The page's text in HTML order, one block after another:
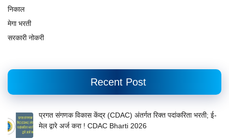
निकाल
मेगा भरती
सरकारी नोकरी
Recent Post
प्रगत संगणक विकास केंद्र (CDAC) अंतर्गत रिक्त पदांकरिता भरती; ई-
मेल द्वारे अर्ज करा ! CDAC Bharti 2026